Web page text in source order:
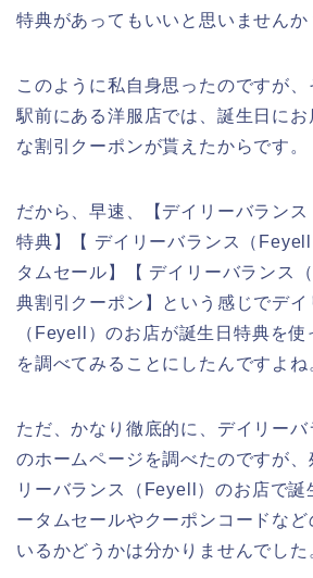
特典があってもいいと思いませんか
このように私自身思ったのですが
駅前にある洋服店では、誕生日に
な割引クーポンが貰えたからです。
だから、早速、【デイリーバラン
特典】【 デイリーバランス（
タムセール】【 デイリーバランス
典割引クーポン】という感じでデイ
（Feyell）のお店が誕生日特典を
を調べてみることにしたんですよね
ただ、かなり徹底的に、デイリーバ
のホームページを調べたのですが、
リーバランス（Feyell）のお店で誕
ータムセールやクーポンコードなど
いるかどうかは分かりませんでした